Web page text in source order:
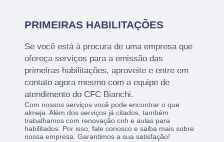
PRIMEIRAS HABILITAÇÕES
Se você está à procura de uma empresa que
ofereça serviços para a emissão das
primeiras habilitações, aproveite e entre em
contato agora mesmo com a equipe de
atendimento do CFC Bianchi.
Com nossos serviços você pode encontrar o que
almeja. Além dos serviços já citados, também
trabalhamos com renovação cnh e aulas para
habilitados. Por isso, fale conosco e saiba mais sobre
nossa empresa. Garantimos a sua satisfação!